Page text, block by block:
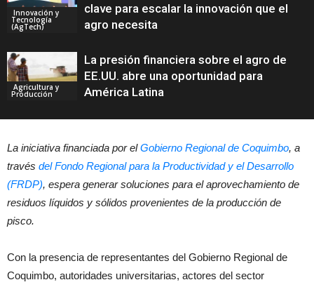
Innovación y
Tecnología
(AgTech)
clave para escalar la innovación que el
agro necesita
Agricultura y
Producción
La presión financiera sobre el agro de
EE.UU. abre una oportunidad para
América Latina
La iniciativa financiada por elGobierno Regional de Coquimbo, a
través del Fondo Regional para la Productividad y el Desarrollo
(FRDP), espera generar soluciones para el aprovechamiento de
residuos líquidos y sólidos provenientes de la producción de
pisco.
Con la presencia de representantes del Gobierno Regional de
Coquimbo, autoridades universitarias, actores del sector